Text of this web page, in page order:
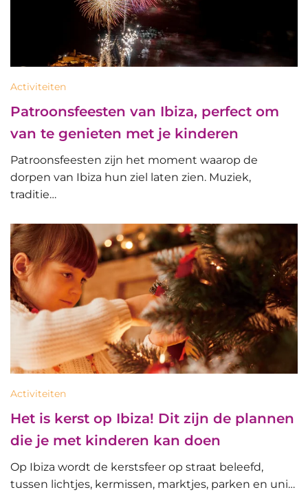
Activiteiten
Patroonsfeesten van Ibiza, perfect om
van te genieten met je kinderen
Patroonsfeesten zijn het moment waarop de
dorpen van Ibiza hun ziel laten zien. Muziek,
traditie…
Activiteiten
Het is kerst op Ibiza! Dit zijn de plannen
die je met kinderen kan doen
Op Ibiza wordt de kerstsfeer op straat beleefd,
tussen lichtjes, kermissen, marktjes, parken en uni…